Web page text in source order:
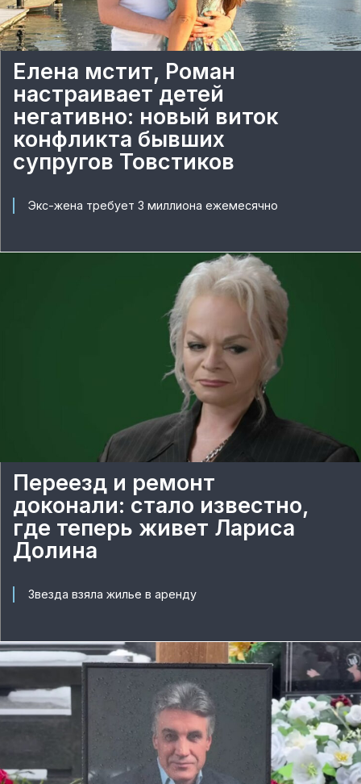
Елена мстит, Роман
настраивает детей
негативно: новый виток
конфликта бывших
супругов Товстиков
Экс-жена требует 3 миллиона ежемесячно
Переезд и ремонт
доконали: стало известно,
где теперь живет Лариса
Долина
Звезда взяла жилье в аренду